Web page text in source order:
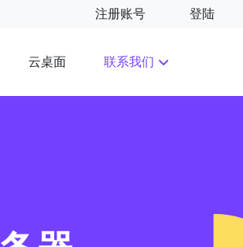
注册账号 登陆
云桌面 联系我们